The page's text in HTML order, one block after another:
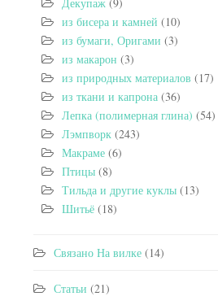
Декупаж (9)
из бисера и камней (10)
из бумаги, Оригами (3)
из макарон (3)
из природных материалов (17)
из ткани и капрона (36)
Лепка (полимерная глина) (54)
Лэмпворк (243)
Макраме (6)
Птицы (8)
Тильда и другие куклы (13)
Шитьё (18)
Связано На вилке (14)
Статьи (21)